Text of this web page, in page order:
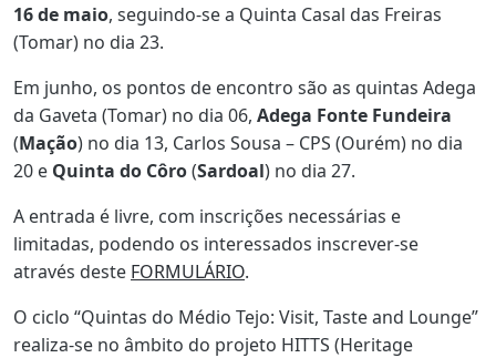
16 de maio, seguindo-se a Quinta Casal das Freiras
(Tomar) no dia 23.
Em junho, os pontos de encontro são as quintas Adega
da Gaveta (Tomar) no dia 06, Adega Fonte Fundeira
(Mação) no dia 13, Carlos Sousa – CPS (Ourém) no dia
20 e Quinta do Côro(Sardoal) no dia 27.
A entrada é livre, com inscrições necessárias e
limitadas, podendo os interessados inscrever-se
através deste FORMULÁRIO.
O ciclo “Quintas do Médio Tejo: Visit, Taste and Lounge”
realiza-se no âmbito do projeto HITTS (Heritage